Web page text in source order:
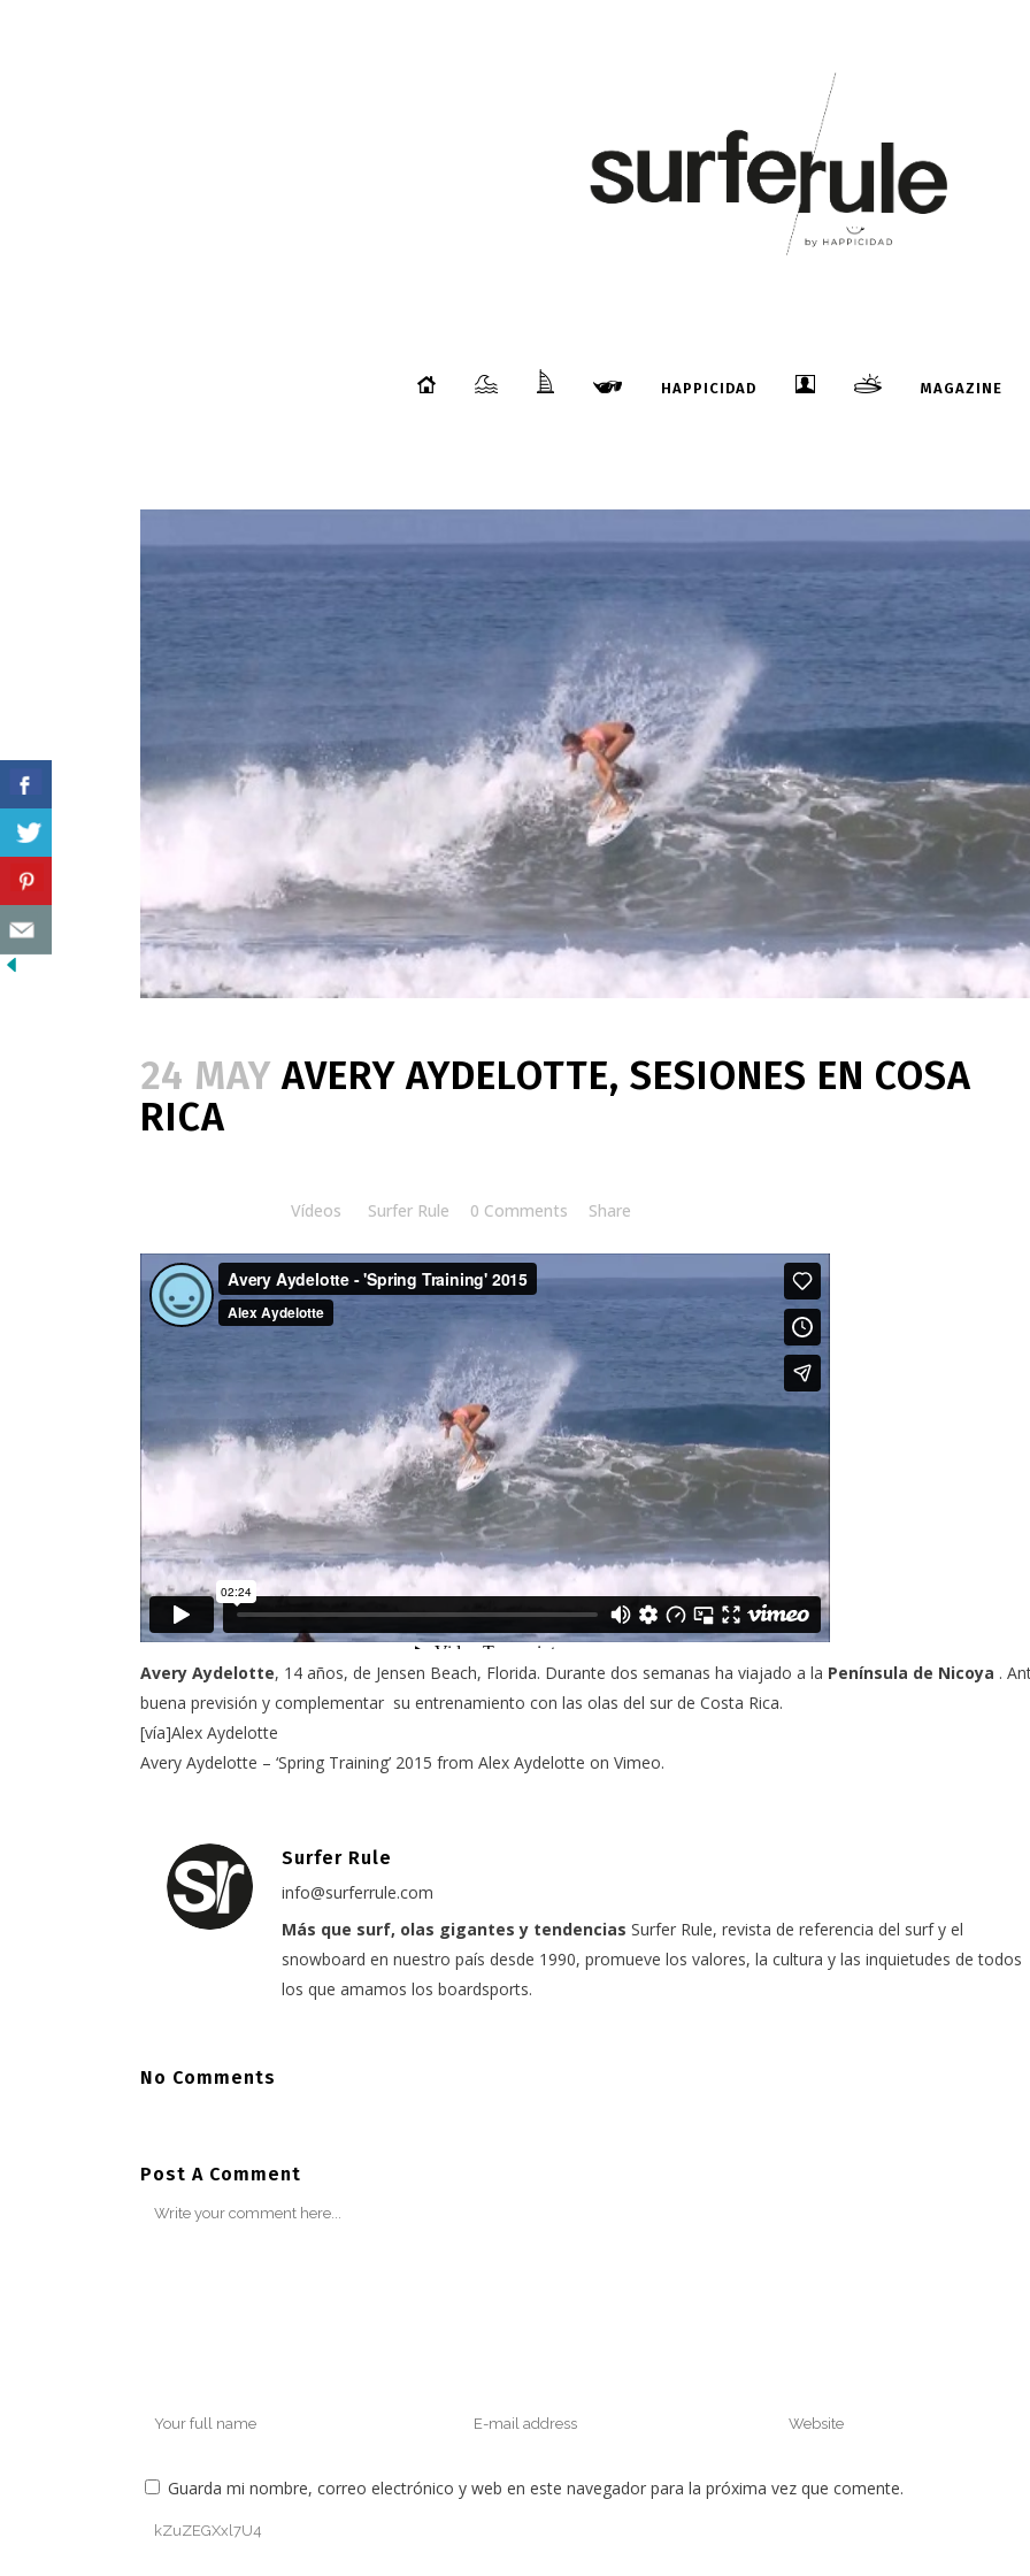
HAPPICIDAD MAGAZINE
24 MAY AVERY AYDELOTTE, SESIONES EN COSA
RICA
Vídeos Surfer Rule 0 Comments Share
Avery Aydelotte, 14 años, de Jensen Beach, Florida. Durante dos semanas ha viajado a la Península de Nicoya .
buena previsión y complementar su entrenamiento con las olas del sur de Costa Rica.
[vía]Alex Aydelotte
Avery Aydelotte – ‘Spring Training’ 2015 from Alex Aydelotte on Vimeo.
Surfer Rule
info@surferrule.com
Más que surf, olas gigantes y tendencias Surfer Rule, revista de referencia del surf y el
snowboard en nuestro país desde 1990, promueve los valores, la cultura y las inquietudes de todos
los que amamos los boardsports.
No Comments
Post A Comment
Guarda mi nombre, correo electrónico y web en este navegador para la próxima vez que comente.